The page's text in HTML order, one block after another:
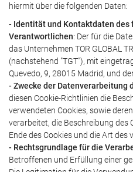
hiermit über die folgenden Daten:
- Identität und Kontaktdaten des
Verantwortlichen: Der für die
das Unternehmen TOR GLOBAL
(nachstehend "TGT"), mit
Quevedo, 9, 28015 Madrid, und
- Zwecke der Datenverarbeitung
diesen Cookie-Richtlinien die
verwendeten Cookies, sowie
verarbeitet, die Beschreibung des
Ende des Cookies und die Art des
- Rechtsgrundlage für die
Betroffenen und Erfüllung einer